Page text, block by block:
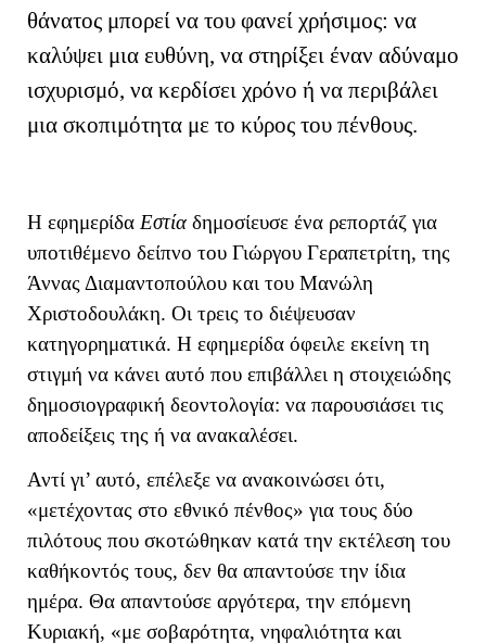
θάνατος μπορεί να του φανεί χρήσιμος: να
καλύψει μια ευθύνη, να στηρίξει έναν αδύναμο
ισχυρισμό, να κερδίσει χρόνο ή να περιβάλει
μια σκοπιμότητα με το κύρος του πένθους.
Η εφημερίδα Εστίαδημοσίευσε ένα ρεπορτάζ για
υποτιθέμενο δείπνο του Γιώργου Γεραπετρίτη, της
Άννας Διαμαντοπούλου και του Μανώλη
Χριστοδουλάκη. Οι τρεις το διέψευσαν
κατηγορηματικά. Η εφημερίδα όφειλε εκείνη τη
στιγμή να κάνει αυτό που επιβάλλει η στοιχειώδης
δημοσιογραφική δεοντολογία: να παρουσιάσει τις
αποδείξεις της ή να ανακαλέσει.
Αντί γι’ αυτό, επέλεξε να ανακοινώσει ότι,
«μετέχοντας στο εθνικό πένθος» για τους δύο
πιλότους που σκοτώθηκαν κατά την εκτέλεση του
καθήκοντός τους, δεν θα απαντούσε την ίδια
ημέρα. Θα απαντούσε αργότερα, την επόμενη
Κυριακή, «με σοβαρότητα, νηφαλιότητα και